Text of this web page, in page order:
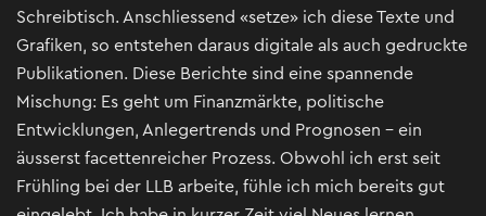
Schreibtisch. Anschliessend «setze» ich diese Texte und
Grafiken, so entstehen daraus digitale als auch gedruckte
Publikationen. Diese Berichte sind eine spannende
Mischung: Es geht um Finanzmärkte, politische
Entwicklungen, Anlegertrends und Prognosen – ein
äusserst facettenreicher Prozess. Obwohl ich erst seit
Frühling bei der LLB arbeite, fühle ich mich bereits gut